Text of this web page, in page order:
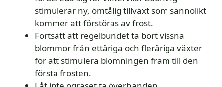
stimulerar ny, ömtålig tillväxt som sannolikt
kommer att förstöras av frost.
Fortsätt att regelbundet ta bort vissna
blommor från ettåriga och fleråriga växter
för att stimulera blomningen fram till den
första frosten.